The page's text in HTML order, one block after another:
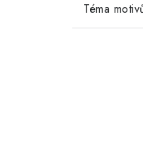
Téma